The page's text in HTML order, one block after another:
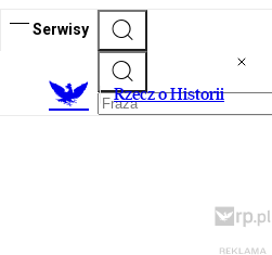
Serwisy
Rzecz o Historii